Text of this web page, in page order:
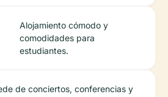
Alojamiento cómodo y
comodidades para
estudiantes.
de conciertos, conferencias y